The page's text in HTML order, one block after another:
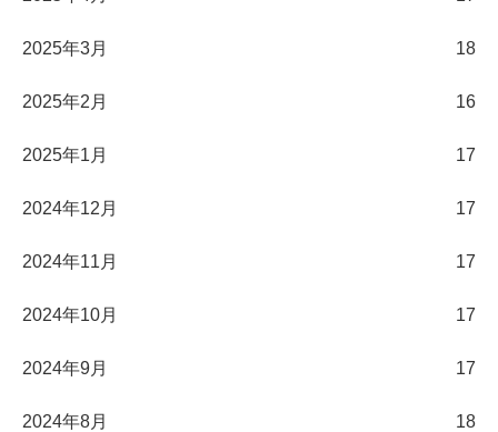
2025年3月 18
2025年2月 16
2025年1月 17
2024年12月 17
2024年11月 17
2024年10月 17
2024年9月 17
2024年8月 18